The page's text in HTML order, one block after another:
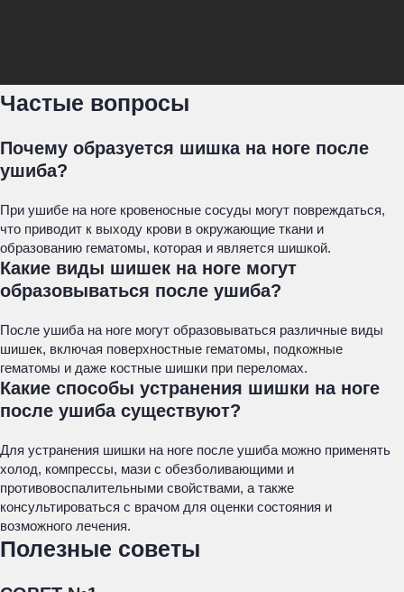
Частые вопросы
Почему образуется шишка на ноге после
ушиба?
При ушибе на ноге кровеносные сосуды могут повреждаться,
что приводит к выходу крови в окружающие ткани и
образованию гематомы, которая и является шишкой.
Какие виды шишек на ноге могут
образовываться после ушиба?
После ушиба на ноге могут образовываться различные виды
шишек, включая поверхностные гематомы, подкожные
гематомы и даже костные шишки при переломах.
Какие способы устранения шишки на ноге
после ушиба существуют?
Для устранения шишки на ноге после ушиба можно применять
холод, компрессы, мази с обезболивающими и
противовоспалительными свойствами, а также
консультироваться с врачом для оценки состояния и
возможного лечения.
Полезные советы